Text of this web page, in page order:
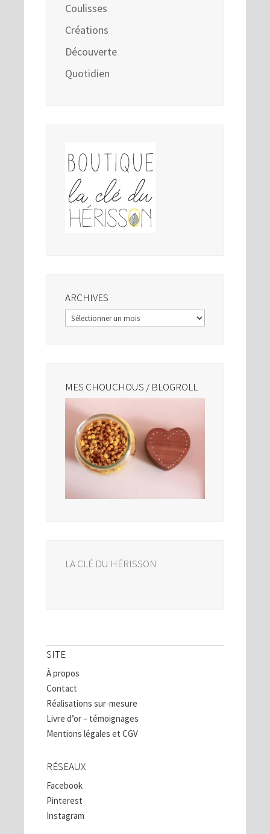
Coulisses
Créations
Découverte
Quotidien
ARCHIVES
Archives
MES CHOUCHOUS / BLOGROLL
LA CLÉ DU HÉRISSON
SITE
À propos
Contact
Réalisations sur-mesure
Livre d’or – témoignages
Mentions légales et CGV
RÉSEAUX
Facebook
Pinterest
Instagram